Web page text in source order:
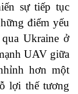
sự tiếp tục
điểm yếu
Ukraine ở
UAV giữa
hơn một
lợi thế tương